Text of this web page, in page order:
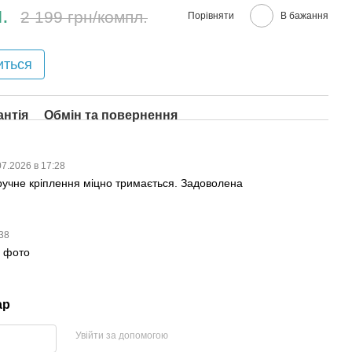
2 199 грн/компл. Порівняти В бажання
Обмін та повернення
в 17:28
кріплення міцно тримається. Задоволена
фото
Увійти за допомогою